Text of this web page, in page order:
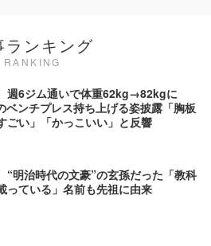
ランキング
RANKING
週6ジム通いで体重62kg→82kgに
ベンチプレス持ち上げる姿披露「胸板
ごい」「かっこいい」と反響
“明治時代の文豪”の玄孫だった「教科
っている」名前も先祖に由来